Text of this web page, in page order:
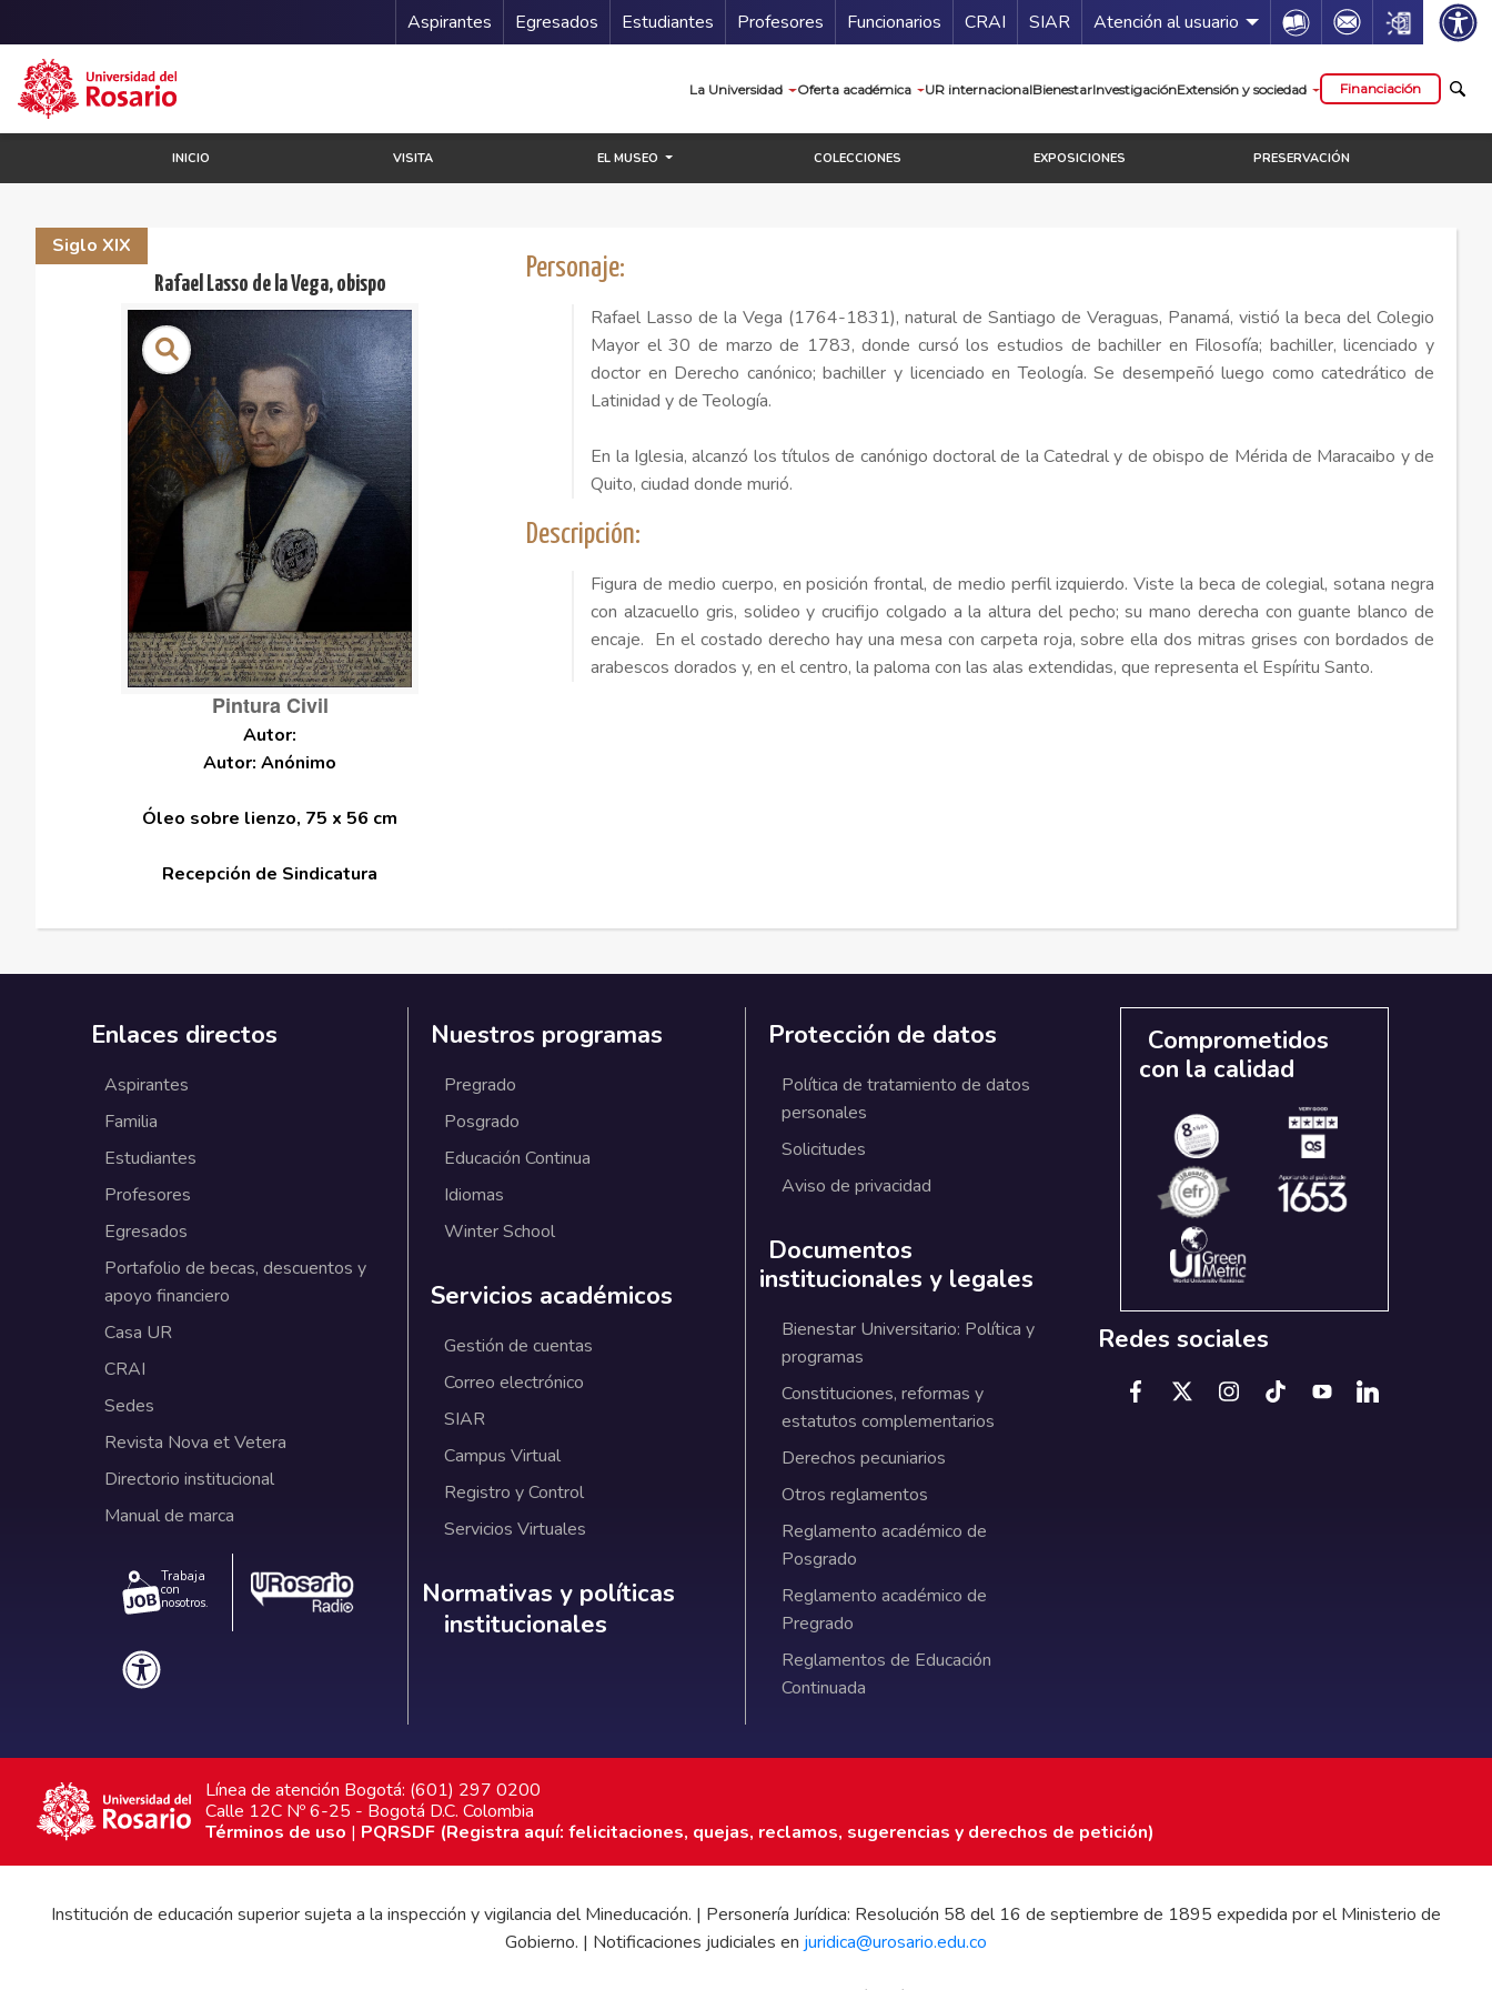
Menu Secundario
Aspirantes Egresados Estudiantes Profesores Funcionarios Guía de servicios
CRAI SIAR Atención al usuario Icon Icon Icon
La Universidad Oferta académica UR internacionalBienestarInvestigaciónExtensión y sociedad Financiación
INICIO VISITA EL MUSEO COLECCIONES EXPOSICIONES PRESERVACIÓN
Siglo XIX
Rafael Lasso de la Vega, obispo
Pintura Civil
Autor: Anónimo
Óleo sobre lienzo, 75 x 56 cm
Recepción de Sindicatura
Personaje:
Rafael Lasso de la Vega (1764-1831), natural de Santiago de Veraguas, Panamá, vistió la beca del Colegio
Mayor el 30 de marzo de 1783, donde cursó los estudios de bachiller en Filosofía; bachiller, licenciado y
doctor en Derecho canónico; bachiller y licenciado en Teología. Se desempeñó luego como catedrático de
Latinidad y de Teología.
En la Iglesia, alcanzó los títulos de canónigo doctoral de la Catedral y de obispo de Mérida de Maracaibo y de
Quito, ciudad donde murió.
Descripción:
Figura de medio cuerpo, en posición frontal, de medio perfil izquierdo. Viste la beca de colegial, sotana negra
con alzacuello gris, solideo y crucifijo colgado a la altura del pecho; su mano derecha con guante blanco de
encaje. En el costado derecho hay una mesa con carpeta roja, sobre ella dos mitras grises con bordados de
arabescos dorados y, en el centro, la paloma con las alas extendidas, que representa el Espíritu Santo.
Enlaces directos
Aspirantes
Familia
Estudiantes
Profesores
Egresados
Portafolio de becas, descuentos y
apoyo financiero
Casa UR
CRAI
Sedes
Revista Nova et Vetera
Directorio institucional
Manual de marca
Trabaja
con
nosotros.
Nuestros programas
Pregrado
Posgrado
Educación Continua
Idiomas
Winter School
Servicios académicos
Gestión de cuentas
Correo electrónico
SIAR
Campus Virtual
Registro y Control
Servicios Virtuales
Normativas y políticas institucionales
Normativas y políticas
institucionales
Protección de datos
Política de tratamiento de datos
personales
Solicitudes
Aviso de privacidad
Documentos
institucionales y legales
Bienestar Universitario: Política y
programas
Constituciones, reformas y
estatutos complementarios
Derechos pecuniarios
Otros reglamentos
Reglamento académico de
Posgrado
Reglamento académico de
Pregrado
Reglamentos de Educación
Continuada
Comprometidos
con la calidad
Redes sociales
Línea de atención Bogotá: (601) 297 0200
Calle 12C Nº 6-25 - Bogotá D.C. Colombia
Términos de uso | PQRSDF (Registra aquí: felicitaciones, quejas, reclamos, sugerencias y derechos de petición)
Institución de educación superior sujeta a la inspección y vigilancia del Mineducación. | Personería Jurídica: Resolución 58 del 16 de septiembre de 1895 expedida por el Ministerio de
Gobierno. | Notificaciones judiciales en juridica@urosario.edu.co